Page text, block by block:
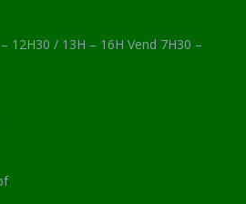
12H30 / 13H – 16H Vend 7H30 –